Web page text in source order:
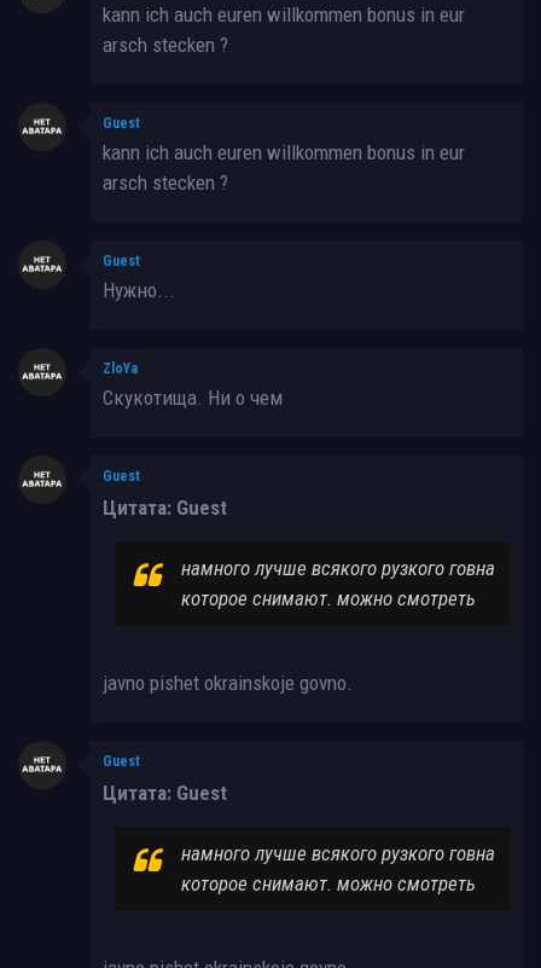
kann ich auch euren willkommen bonus in eur
arsch stecken ?
Guest
kann ich auch euren willkommen bonus in eur
arsch stecken ?
Guest
Нужно...
ZloYa
Скукотища. Ни о чем
Guest
Цитата: Guest
намного лучше всякого рузкого говна
которое снимают. можно смотреть
javno pishet okrainskoje govno.
Guest
Цитата: Guest
намного лучше всякого рузкого говна
которое снимают. можно смотреть